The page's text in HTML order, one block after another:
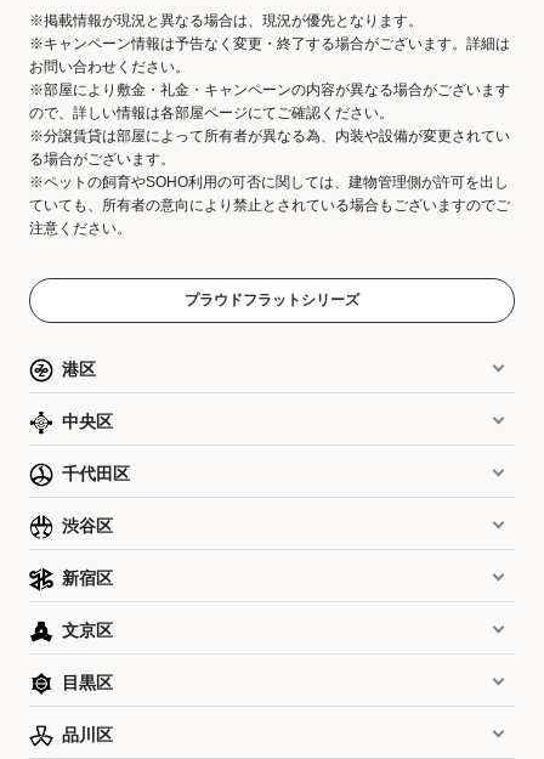
※掲載情報が現況と異なる場合は、現況が優先となります。
※キャンペーン情報は予告なく変更・終了する場合がございます。詳細は
お問い合わせください。
※部屋により敷金・礼金・キャンペーンの内容が異なる場合がございます
ので、詳しい情報は各部屋ページにてご確認ください。
※分譲賃貸は部屋によって所有者が異なる為、内装や設備が変更されてい
る場合がございます。
※ペットの飼育やSOHO利用の可否に関しては、建物管理側が許可を出し
ていても、所有者の意向により禁止とされている場合もございますのでご
注意ください。
プラウドフラットシリーズ
港区
中央区
千代田区
渋谷区
新宿区
文京区
目黒区
品川区